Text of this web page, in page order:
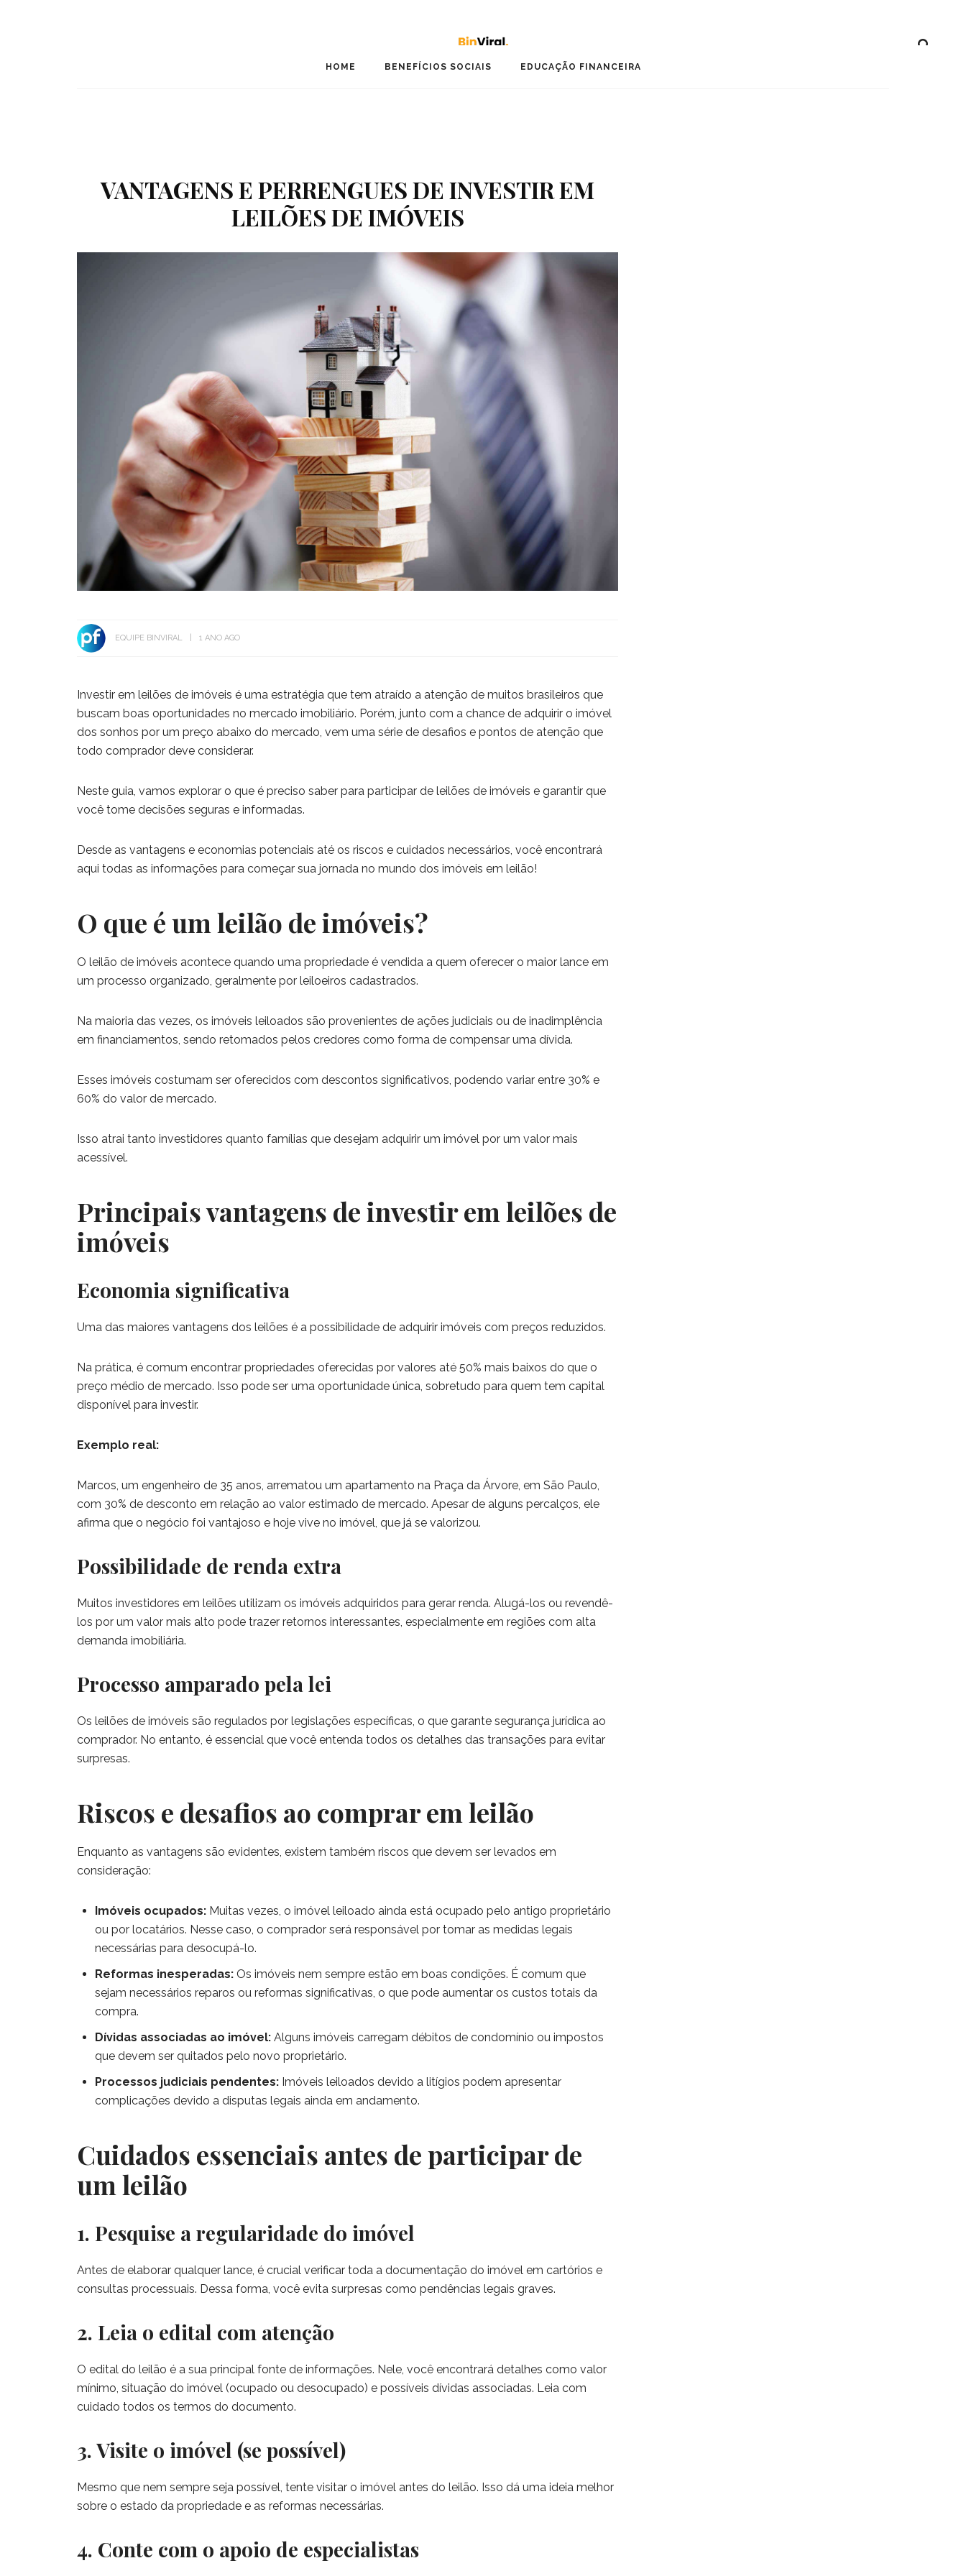
HOME BENEFÍCIOS SOCIAIS EDUCAÇÃO FINANCEIRA
VANTAGENS E PERRENGUES DE INVESTIR EM
LEILÕES DE IMÓVEIS
EQUIPE BINVIRAL 1 ANO AGO
Investir em leilões de imóveis é uma estratégia que tem atraído a atenção de muitos brasileiros que
buscam boas oportunidades no mercado imobiliário. Porém, junto com a chance de adquirir o imóvel
dos sonhos por um preço abaixo do mercado, vem uma série de desafios e pontos de atenção que
todo comprador deve considerar.
Neste guia, vamos explorar o que é preciso saber para participar de leilões de imóveis e garantir que
você tome decisões seguras e informadas.
Desde as vantagens e economias potenciais até os riscos e cuidados necessários, você encontrará
aqui todas as informações para começar sua jornada no mundo dos imóveis em leilão!
O que é um leilão de imóveis?
O leilão de imóveis acontece quando uma propriedade é vendida a quem oferecer o maior lance em
um processo organizado, geralmente por leiloeiros cadastrados.
Na maioria das vezes, os imóveis leiloados são provenientes de ações judiciais ou de inadimplência
em financiamentos, sendo retomados pelos credores como forma de compensar uma dívida.
Esses imóveis costumam ser oferecidos com descontos significativos, podendo variar entre 30% e
60% do valor de mercado.
Isso atrai tanto investidores quanto famílias que desejam adquirir um imóvel por um valor mais
acessível.
Principais vantagens de investir em leilões de
imóveis
Economia significativa
Uma das maiores vantagens dos leilões é a possibilidade de adquirir imóveis com preços reduzidos.
Na prática, é comum encontrar propriedades oferecidas por valores até 50% mais baixos do que o
preço médio de mercado. Isso pode ser uma oportunidade única, sobretudo para quem tem capital
disponível para investir.
Exemplo real:
Marcos, um engenheiro de 35 anos, arrematou um apartamento na Praça da Árvore, em São Paulo,
com 30% de desconto em relação ao valor estimado de mercado. Apesar de alguns percalços, ele
afirma que o negócio foi vantajoso e hoje vive no imóvel, que já se valorizou.
Possibilidade de renda extra
Muitos investidores em leilões utilizam os imóveis adquiridos para gerar renda. Alugá-los ou revendê-
los por um valor mais alto pode trazer retornos interessantes, especialmente em regiões com alta
demanda imobiliária.
Processo amparado pela lei
Os leilões de imóveis são regulados por legislações específicas, o que garante segurança jurídica ao
comprador. No entanto, é essencial que você entenda todos os detalhes das transações para evitar
surpresas.
Riscos e desafios ao comprar em leilão
Enquanto as vantagens são evidentes, existem também riscos que devem ser levados em
consideração:
Imóveis ocupados: Muitas vezes, o imóvel leiloado ainda está ocupado pelo antigo proprietário
ou por locatários. Nesse caso, o comprador será responsável por tomar as medidas legais
necessárias para desocupá-lo.
Reformas inesperadas: Os imóveis nem sempre estão em boas condições. É comum que
sejam necessários reparos ou reformas significativas, o que pode aumentar os custos totais da
compra.
Dívidas associadas ao imóvel: Alguns imóveis carregam débitos de condomínio ou impostos
que devem ser quitados pelo novo proprietário.
Processos judiciais pendentes: Imóveis leiloados devido a litígios podem apresentar
complicações devido a disputas legais ainda em andamento.
Cuidados essenciais antes de participar de
um leilão
1. Pesquise a regularidade do imóvel
Antes de elaborar qualquer lance, é crucial verificar toda a documentação do imóvel em cartórios e
consultas processuais. Dessa forma, você evita surpresas como pendências legais graves.
2. Leia o edital com atenção
O edital do leilão é a sua principal fonte de informações. Nele, você encontrará detalhes como valor
mínimo, situação do imóvel (ocupado ou desocupado) e possíveis dívidas associadas. Leia com
cuidado todos os termos do documento.
3. Visite o imóvel (se possível)
Mesmo que nem sempre seja possível, tente visitar o imóvel antes do leilão. Isso dá uma ideia melhor
sobre o estado da propriedade e as reformas necessárias.
4. Conte com o apoio de especialistas